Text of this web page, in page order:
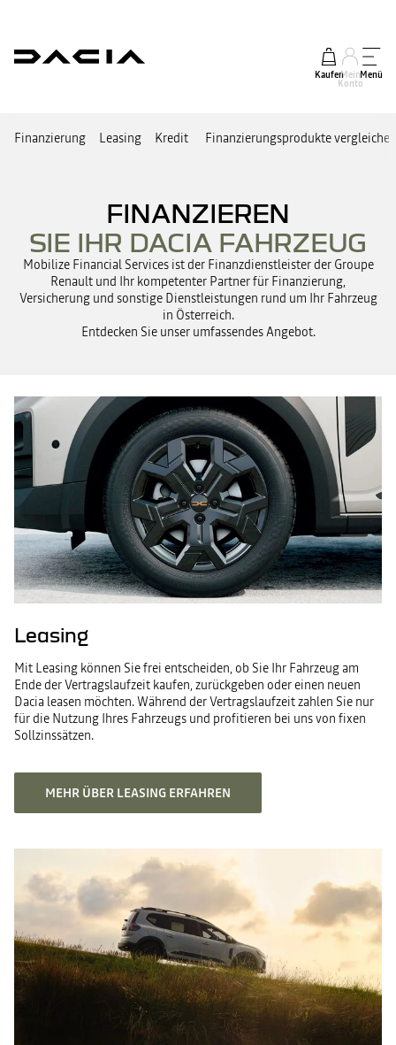
KaufenMein
Konto
Menü
Finanzierung Leasing Kredit Finanzierungsprodukte vergleichen
FINANZIEREN
SIE IHR DACIA FAHRZEUG
Mobilize Financial Services ist der Finanzdienstleister der Groupe
Renault und Ihr kompetenter Partner für Finanzierung,
Versicherung und sonstige Dienstleistungen rund um Ihr Fahrzeug
in Österreich.
Entdecken Sie unser umfassendes Angebot.
Leasing
Mit Leasing können Sie frei entscheiden, ob Sie Ihr Fahrzeug am
Ende der Vertragslaufzeit kaufen, zurückgeben oder einen neuen
Dacia leasen möchten. Während der Vertragslaufzeit zahlen Sie nur
für die Nutzung Ihres Fahrzeugs und profitieren bei uns von fixen
Sollzinssätzen.
MEHR ÜBER LEASING ERFAHREN